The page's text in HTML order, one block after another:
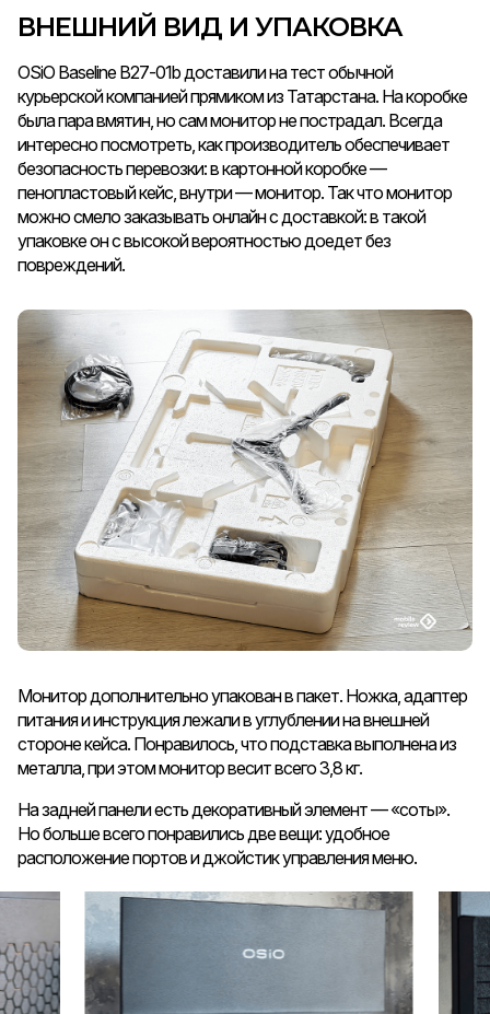
ВНЕШНИЙ ВИД И УПАКОВКА
OSiO Baseline B27-01b доставили на тест обычной
курьерской компанией прямиком из Татарстана. На коробке
была пара вмятин, но сам монитор не пострадал. Всегда
интересно посмотреть, как производитель обеспечивает
безопасность перевозки: в картонной коробке —
пенопластовый кейс, внутри — монитор. Так что монитор
можно смело заказывать онлайн с доставкой: в такой
упаковке он с высокой вероятностью доедет без
повреждений.
Монитор дополнительно упакован в пакет. Ножка, адаптер
питания и инструкция лежали в углублении на внешней
стороне кейса. Понравилось, что подставка выполнена из
металла, при этом монитор весит всего 3,8 кг.
На задней панели есть декоративный элемент — «соты».
Но больше всего понравились две вещи: удобное
расположение портов и джойстик управления меню.